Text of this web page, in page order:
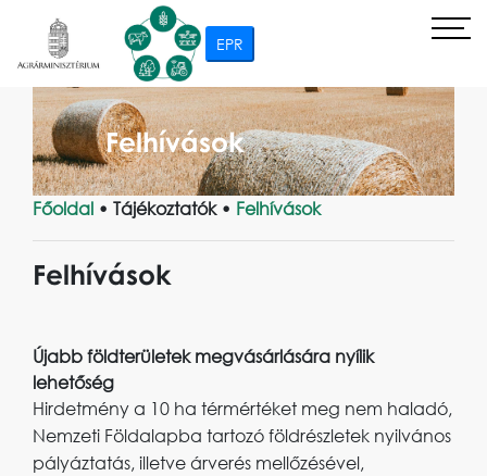
EPR
Felhívások
Főoldal • Tájékoztatók • Felhívások
Felhívások
Újabb földterületek megvásárlására nyílik
lehetőség
Hirdetmény a 10 ha térmértéket meg nem haladó,
Nemzeti Földalapba tartozó földrészletek nyilvános
pályáztatás, illetve árverés mellőzésével,